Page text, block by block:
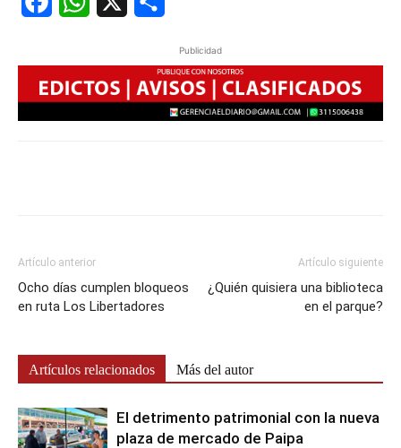
Publicidad
Artículo anterior
Ocho días cumplen bloqueos
en ruta Los Libertadores
Artículo siguiente
¿Quién quisiera una biblioteca
en el parque?
Artículos relacionados Más del autor
El detrimento patrimonial con la nueva
plaza de mercado de Paipa